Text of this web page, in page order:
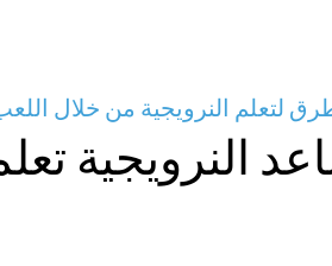
لتعلم النرويجية من خلال
النرويجية